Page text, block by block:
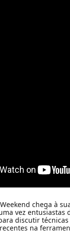
chega à
vez entusiastas
discutir técnicas
na